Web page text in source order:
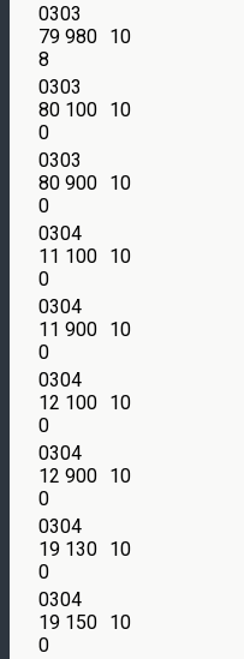
0303
79 980
8
10
0303
80 100
0
10
0303
80 900
0
10
0304
11 100
0
10
0304
11 900
0
10
0304
12 100
0
10
0304
12 900
0
10
0304
19 130
0
10
0304
19 150
0
10